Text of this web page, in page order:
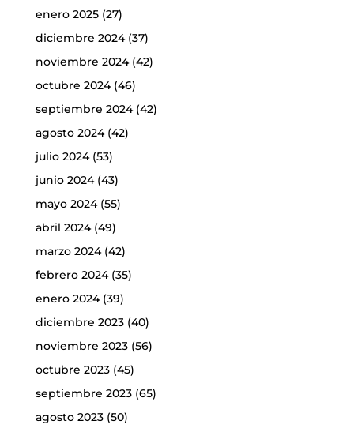
enero 2025(27)
diciembre 2024(37)
noviembre 2024(42)
octubre 2024(46)
septiembre 2024(42)
agosto 2024(42)
julio 2024(53)
junio 2024(43)
mayo 2024(55)
abril 2024(49)
marzo 2024(42)
febrero 2024(35)
enero 2024(39)
diciembre 2023(40)
noviembre 2023(56)
octubre 2023(45)
septiembre 2023(65)
agosto 2023(50)